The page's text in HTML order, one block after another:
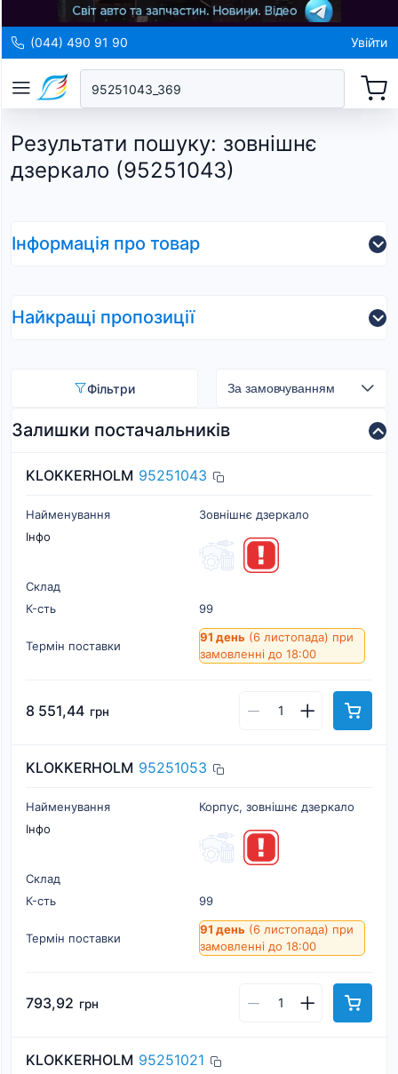
(044) 490 91 90 Увійти
Результати пошуку: зовнішнє
дзеркало (95251043)
Інформація про товар
Найкращі пропозиції
Фільтри
Залишки постачальників
KLOKKERHOLM 95251043
Найменування
Зовнішнє дзеркало
Інфо
Склад
К-cть
99
Термін поставки
91 день (6 листопада) при
замовленні до 18:00
8 551,44 грн
KLOKKERHOLM 95251053
Найменування
Корпус, зовнішнє дзеркало
Інфо
Склад
К-cть
99
Термін поставки
91 день (6 листопада) при
замовленні до 18:00
793,92 грн
KLOKKERHOLM 95251021